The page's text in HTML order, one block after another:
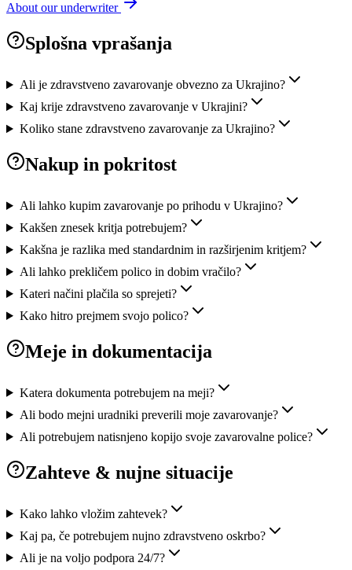
About our underwriter
Splošna vprašanja
Ali je zdravstveno zavarovanje obvezno za Ukrajino?
Kaj krije zdravstveno zavarovanje v Ukrajini?
Koliko stane zdravstveno zavarovanje za Ukrajino?
Nakup in pokritost
Ali lahko kupim zavarovanje po prihodu v Ukrajino?
Kakšen znesek kritja potrebujem?
Kakšna je razlika med standardnim in razširjenim kritjem?
Ali lahko prekličem polico in dobim vračilo?
Kateri načini plačila so sprejeti?
Kako hitro prejmem svojo polico?
Meje in dokumentacija
Katera dokumenta potrebujem na meji?
Ali bodo mejni uradniki preverili moje zavarovanje?
Ali potrebujem natisnjeno kopijo svoje zavarovalne police?
Zahteve & nujne situacije
Kako lahko vložim zahtevek?
Kaj pa, če potrebujem nujno zdravstveno oskrbo?
Ali je na voljo podpora 24/7?